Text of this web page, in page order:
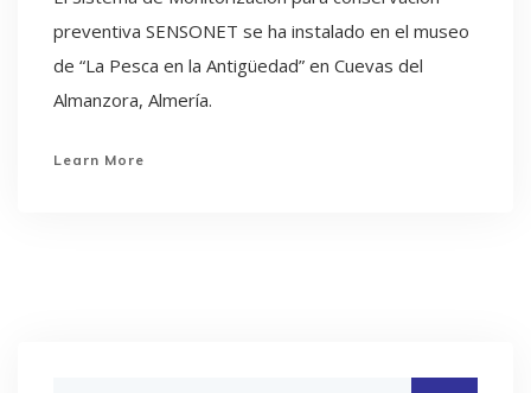
preventiva SENSONET se ha instalado en el museo
de “La Pesca en la Antigüedad” en Cuevas del
Almanzora, Almería.
Learn More